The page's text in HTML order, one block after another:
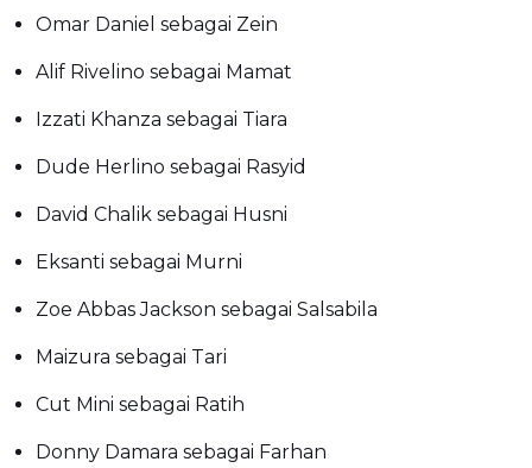
Omar Daniel sebagai Zein
Alif Rivelino sebagai Mamat
Izzati Khanza sebagai Tiara
Dude Herlino sebagai Rasyid
David Chalik sebagai Husni
Eksanti sebagai Murni
Zoe Abbas Jackson sebagai Salsabila
Maizura sebagai Tari
Cut Mini sebagai Ratih
Donny Damara sebagai Farhan